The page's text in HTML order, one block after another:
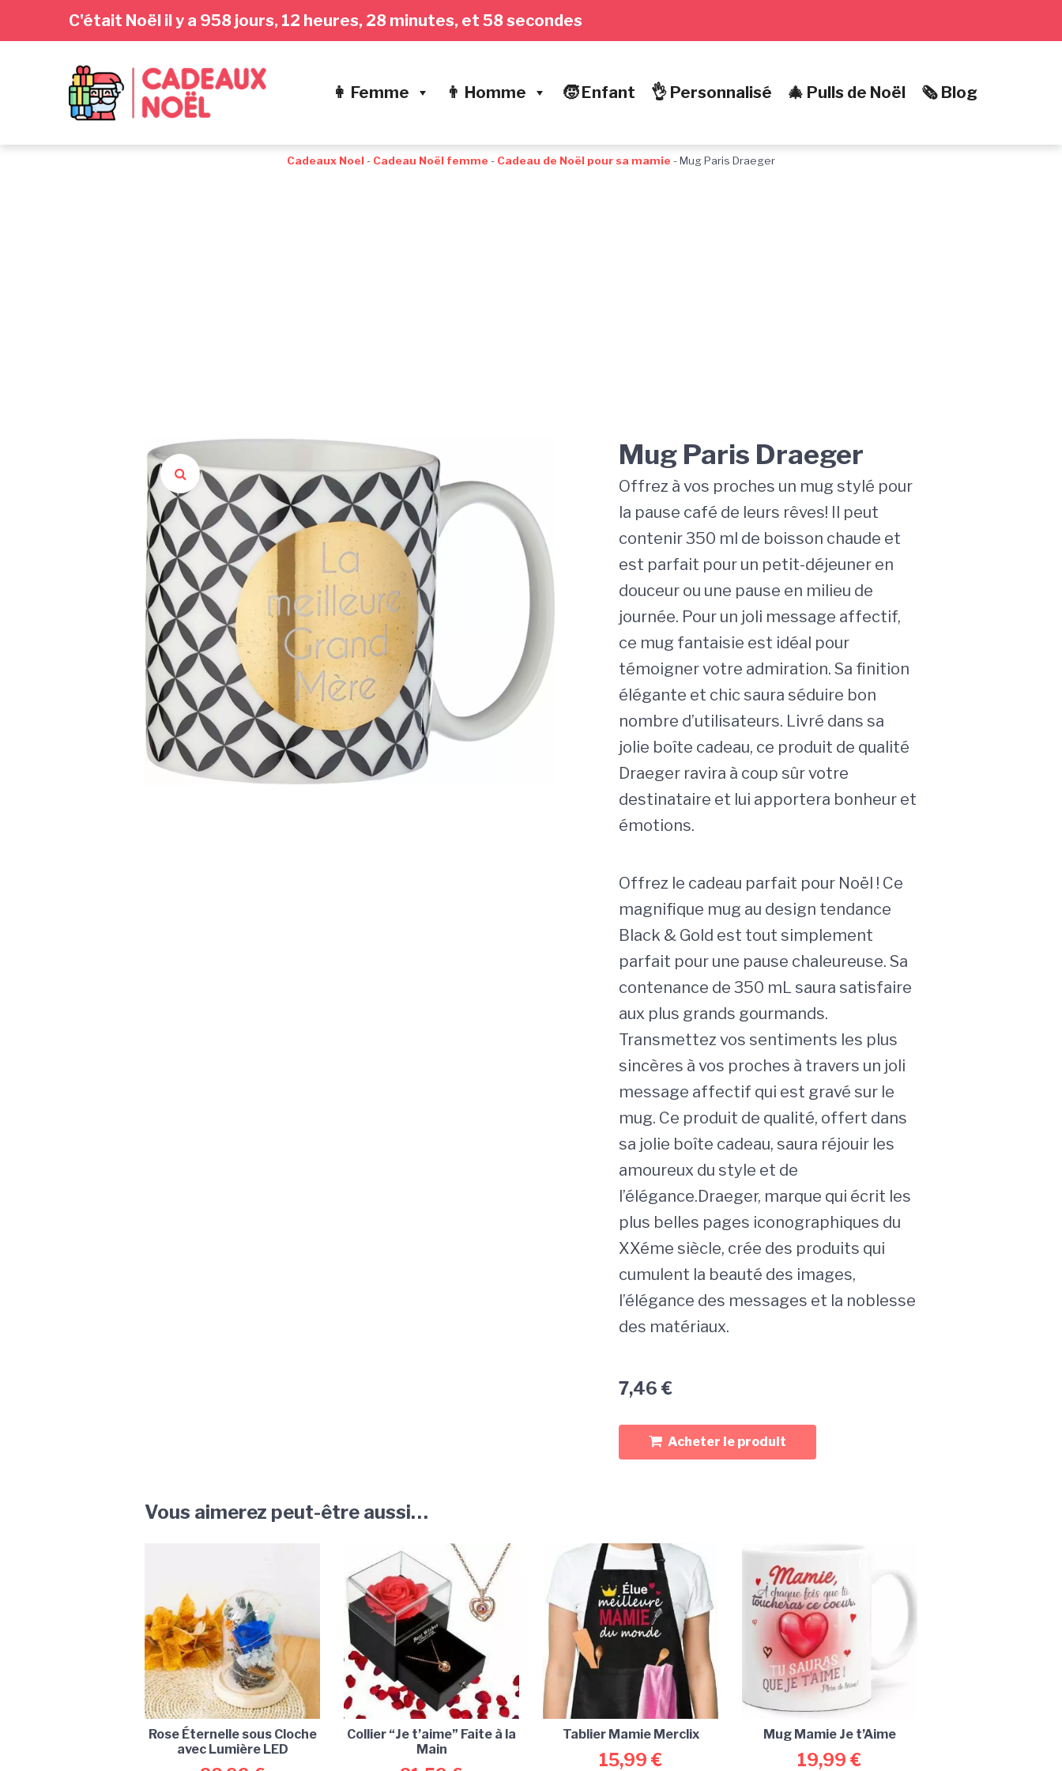
navigation
C'était Noël il y a 958 jours, 12 heures, 28 minutes, et 59 secondes
👩 Femme 👨 Homme 🧒 Enfant 👌 Personnalisé 🎄 Pulls de Noël 🗞️ Blog
Cadeaux Noel - Cadeau Noël femme - Cadeau de Noël pour sa mamie -Mug Paris Draeger
Mug Paris Draeger
Offrez à vos proches un mug stylé pour
la pause café de leurs rêves! Il peut
contenir 350 ml de boisson chaude et
est parfait pour un petit-déjeuner en
douceur ou une pause en milieu de
journée. Pour un joli message affectif,
ce mug fantaisie est idéal pour
témoigner votre admiration. Sa finition
élégante et chic saura séduire bon
nombre d’utilisateurs. Livré dans sa
jolie boîte cadeau, ce produit de qualité
Draeger ravira à coup sûr votre
destinataire et lui apportera bonheur et
émotions.
Offrez le cadeau parfait pour Noël ! Ce
magnifique mug au design tendance
Black & Gold est tout simplement
parfait pour une pause chaleureuse. Sa
contenance de 350 mL saura satisfaire
aux plus grands gourmands.
Transmettez vos sentiments les plus
sincères à vos proches à travers un joli
message affectif qui est gravé sur le
mug. Ce produit de qualité, offert dans
sa jolie boîte cadeau, saura réjouir les
amoureux du style et de
l’élégance.Draeger, marque qui écrit les
plus belles pages iconographiques du
XXéme siècle, crée des produits qui
cumulent la beauté des images,
l’élégance des messages et la noblesse
des matériaux.
7,46 €
Acheter le produit
Vous aimerez peut-être aussi…
Rose Éternelle sous Cloche
avec Lumière LED
Collier “Je t’aime” Faite à la
Main
Tablier Mamie Merclix
15,99 €
Mug Mamie Je t’Aime
19,99 €